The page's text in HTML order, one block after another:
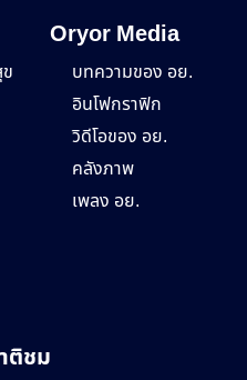
Oryor Media
บทความของ อย.
อินโฟกราฟิก
วิดีโอของ อย.
คลังภาพ
เพลง อย.
ติชม